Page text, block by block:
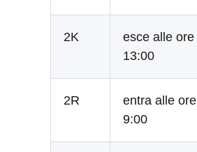
2K
esce alle ore
13:00
2R
entra alle ore
9:00